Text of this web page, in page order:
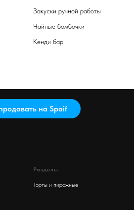
Закуски ручной работы
Чайные бомбочки
Кенди бар
на Spaif
Разделы
Торты и пирожные